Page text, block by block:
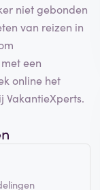
niet gebonden
van reizen in
een
online het
VakantieXperts.